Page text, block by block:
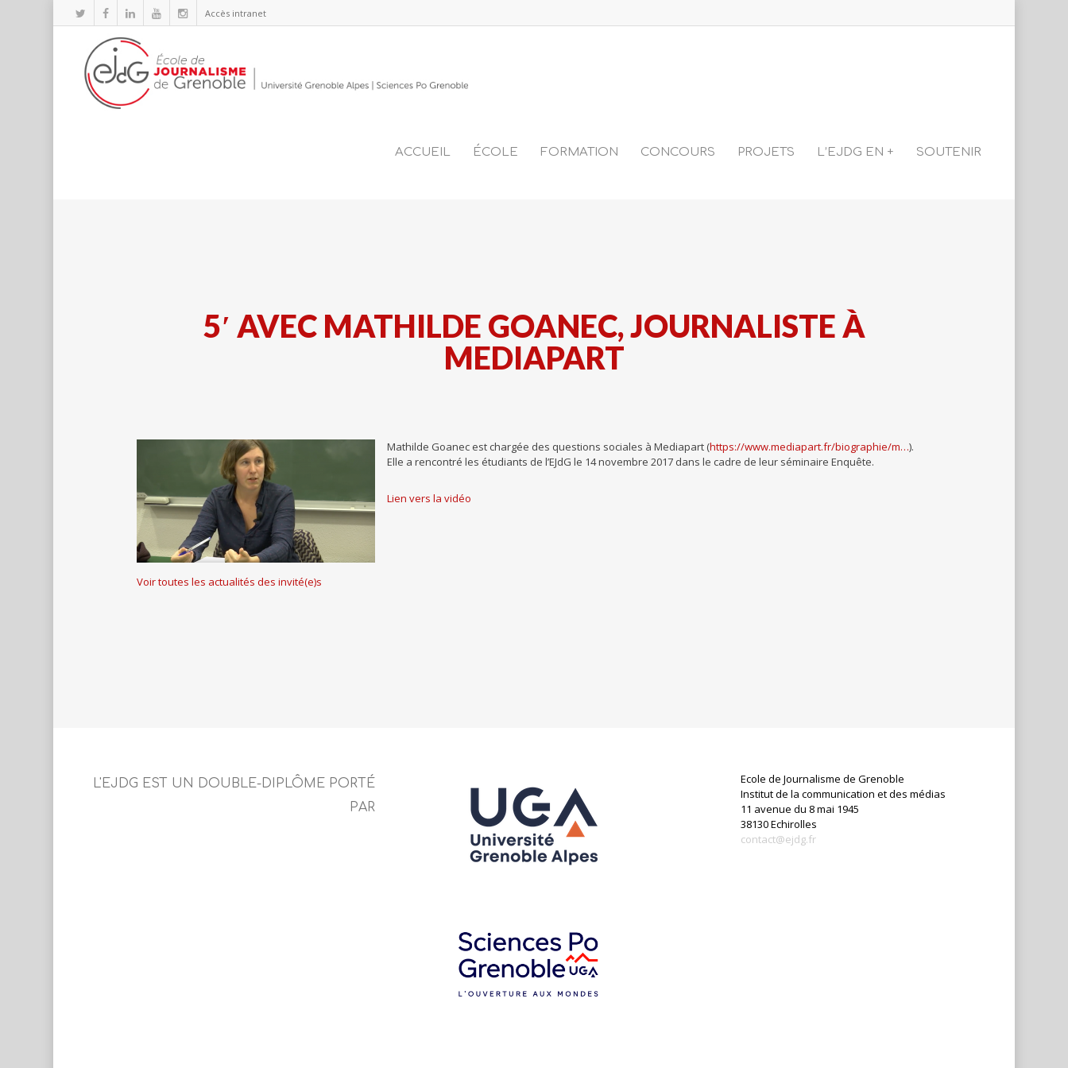
Accès intranet
ACCUEIL ÉCOLE FORMATION CONCOURS PROJETS L’EJDG EN + SOUTENIR
5′ AVEC MATHILDE GOANEC, JOURNALISTE À
MEDIAPART
Mathilde Goanec est chargée des questions sociales à Mediapart (https://www.mediapart.fr/biographie/m…).
Elle a rencontré les étudiants de l’EJdG le 14 novembre 2017 dans le cadre de leur séminaire Enquête.
Lien vers la vidéo
Voir toutes les actualités des invité(e)s
L'EJDG EST UN DOUBLE-DIPLÔME PORTÉ
PAR
Ecole de Journalisme de Grenoble
Institut de la communication et des médias
11 avenue du 8 mai 1945
38130 Echirolles
contact@ejdg.fr